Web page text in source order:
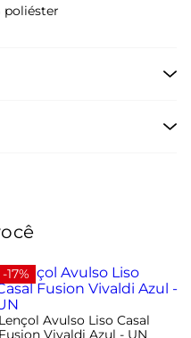
poliéster
-17%
Lençol Avulso Liso Casal
Fusion Vivaldi Azul - UN